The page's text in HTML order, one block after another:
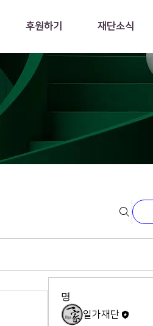
후원하기 재단소식
명
일가재단